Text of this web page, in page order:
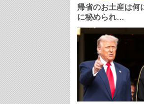
帰省のお土産は何
に秘められ…